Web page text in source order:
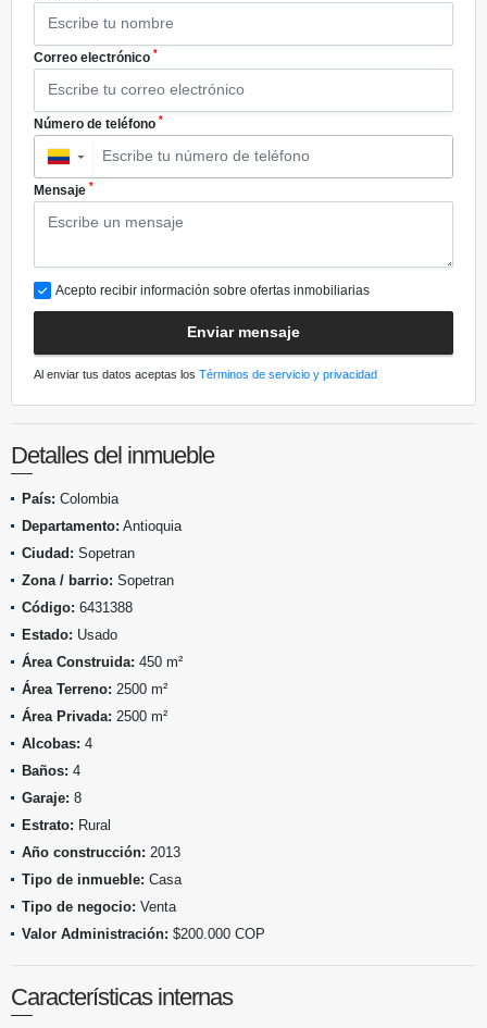
Correo electrónico *
Número de teléfono *
▼
Mensaje *
Acepto recibir información sobre ofertas inmobiliarias
Enviar mensaje
Al enviar tus datos aceptas los Términos de servicio y privacidad
Detalles del inmueble
País: Colombia
Departamento: Antioquia
Ciudad: Sopetran
Zona / barrio: Sopetran
Código: 6431388
Estado: Usado
Área Construida: 450 m²
Área Terreno: 2500 m²
Área Privada: 2500 m²
Alcobas: 4
Baños: 4
Garaje: 8
Estrato: Rural
Año construcción: 2013
Tipo de inmueble: Casa
Tipo de negocio: Venta
Valor Administración: $200.000 COP
Características internas